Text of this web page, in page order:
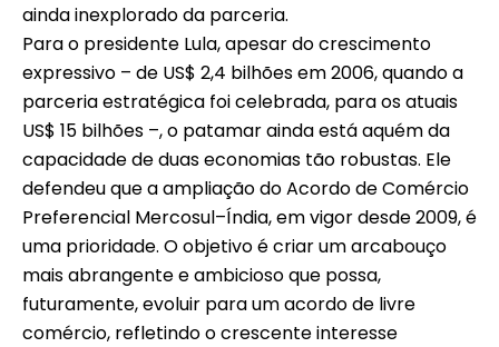
ainda inexplorado da parceria.
Para o presidente Lula, apesar do crescimento
expressivo – de US$ 2,4 bilhões em 2006, quando a
parceria estratégica foi celebrada, para os atuais
US$ 15 bilhões –, o patamar ainda está aquém da
capacidade de duas economias tão robustas. Ele
defendeu que a ampliação do Acordo de Comércio
Preferencial Mercosul–Índia, em vigor desde 2009, é
uma prioridade. O objetivo é criar um arcabouço
mais abrangente e ambicioso que possa,
futuramente, evoluir para um acordo de livre
comércio, refletindo o crescente interesse